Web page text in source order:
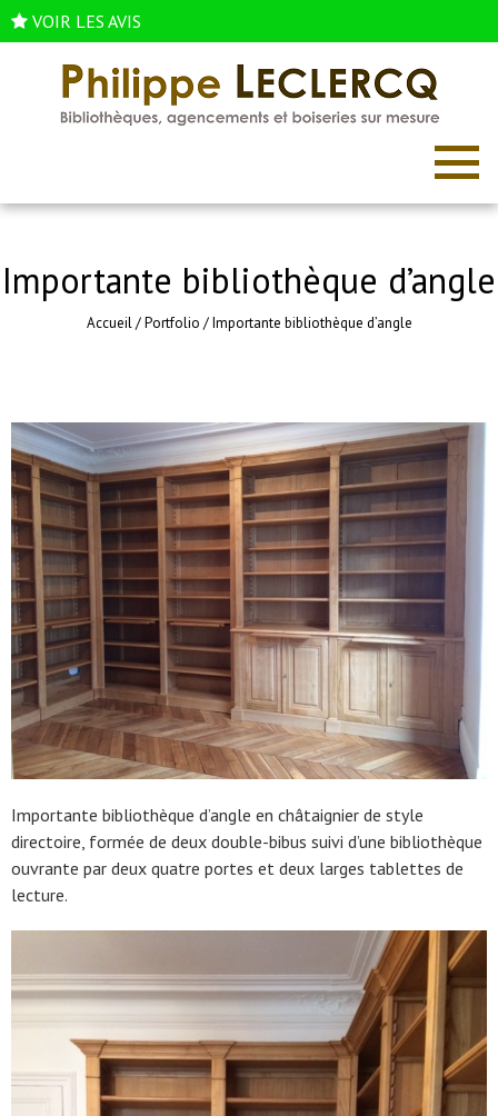
VOIR LES AVIS
Importante bibliothèque d’angle
Accueil/Portfolio /Importante bibliothèque d’angle
Importante bibliothèque d’angle en châtaignier de style
directoire, formée de deux double-bibus suivi d’une bibliothèque
ouvrante par deux quatre portes et deux larges tablettes de
lecture.